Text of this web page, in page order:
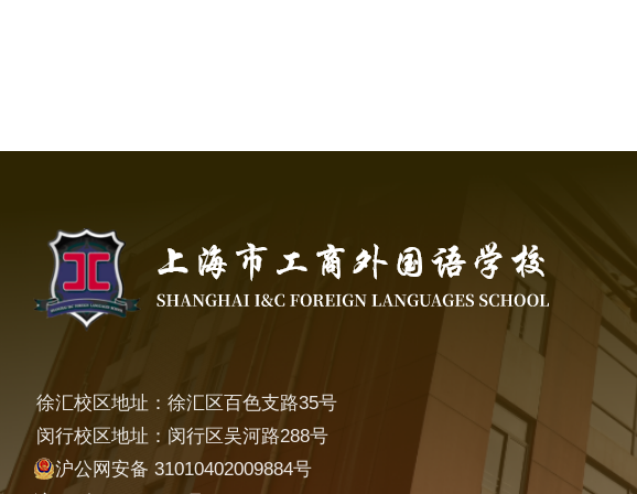
徐汇校区地址：徐汇区百色支路35号
闵行校区地址：闵行区吴河路288号
沪公网安备 31010402009884号